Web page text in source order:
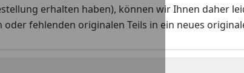
erhalten haben), können wir Ihnen daher
fehlenden originalen Teils in ein neues